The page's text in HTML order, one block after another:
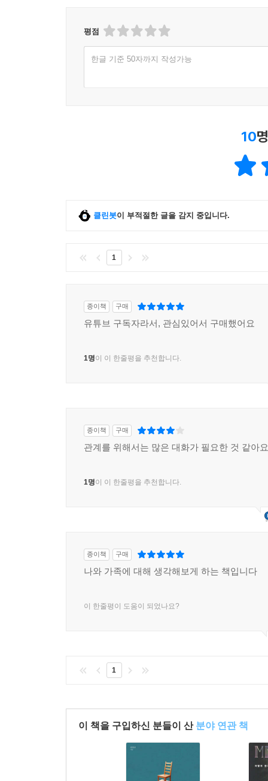
평점
한글 기준 50자까지 작성가능
10
클린봇이 부적절한 글을 감지 중입니다.
1
종이책 구매
유튜브 구독자라서, 관심있어서 구매했어요
1명이 이 한줄평을 추천합니다.
종이책 구매
관계를 위해서는 많은 대화가 필요한 것 같아
1명이 이 한줄평을 추천합니다.
종이책 구매
나와 가족에 대해 생각해보게 하는 책입니다
이 한줄평이 도움이 되었나요?
1
이 책을 구입하신 분들이 산 분야 연관 책